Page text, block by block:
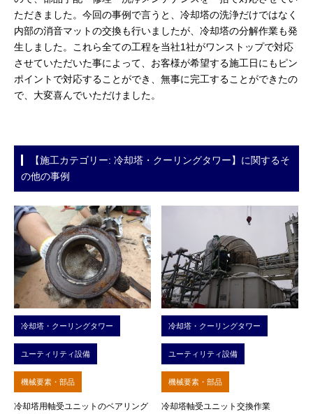
ただきました。今回の事例で言うと、冷却塔の洗浄だけではなく
内部の消音マットの交換も行いましたが、冷却塔の分解作業も発
生しました。これら全ての工程を当社1社がワンストップで対応
させていただいた事によって、お客様が希望する施工日にもピン
ポイントで対応することができ、無事に完工することができたの
で、大変喜んでいただけました。
【施工カテゴリー: 冷却塔・クーリングタワー】に関するそ
の他の事例
冷却塔・クーリングタワー
ユーティリティ設備
機械要素・部品
冷却塔用軸受ユニットのベアリング
冷却塔・クーリングタワー
ユーティリティ設備
機械要素・部品
冷却塔軸受ユニット交換作業